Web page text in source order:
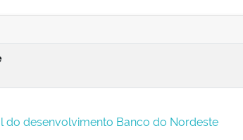
do desenvolvimento Banco do Nordeste